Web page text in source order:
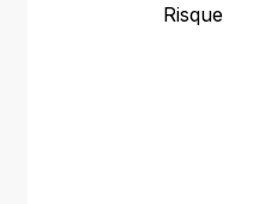
Risque